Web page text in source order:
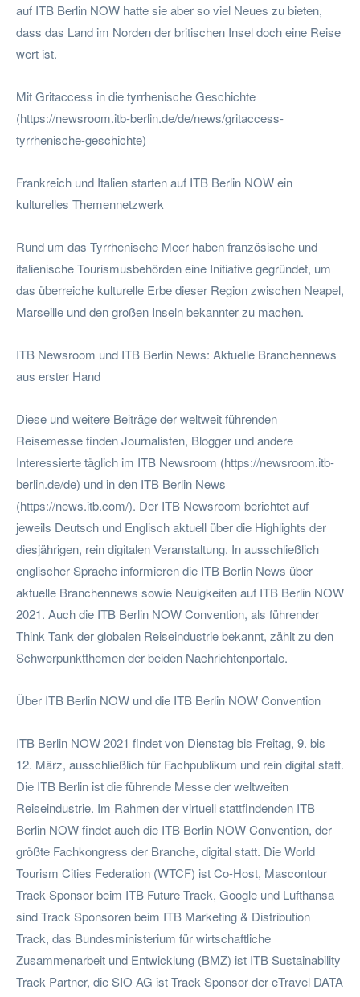
auf ITB Berlin NOW hatte sie aber so viel Neues zu bieten,
dass das Land im Norden der britischen Insel doch eine Reise
wert ist.
Mit Gritaccess in die tyrrhenische Geschichte
(https://newsroom.itb-berlin.de/de/news/gritaccess-
tyrrhenische-geschichte)
Frankreich und Italien starten auf ITB Berlin NOW ein
kulturelles Themennetzwerk
Rund um das Tyrrhenische Meer haben französische und
italienische Tourismusbehörden eine Initiative gegründet, um
das überreiche kulturelle Erbe dieser Region zwischen Neapel,
Marseille und den großen Inseln bekannter zu machen.
ITB Newsroom und ITB Berlin News: Aktuelle Branchennews
aus erster Hand
Diese und weitere Beiträge der weltweit führenden
Reisemesse finden Journalisten, Blogger und andere
Interessierte täglich im ITB Newsroom (https://newsroom.itb-
berlin.de/de) und in den ITB Berlin News
(https://news.itb.com/). Der ITB Newsroom berichtet auf
jeweils Deutsch und Englisch aktuell über die Highlights der
diesjährigen, rein digitalen Veranstaltung. In ausschließlich
englischer Sprache informieren die ITB Berlin News über
aktuelle Branchennews sowie Neuigkeiten auf ITB Berlin NOW
2021. Auch die ITB Berlin NOW Convention, als führender
Think Tank der globalen Reiseindustrie bekannt, zählt zu den
Schwerpunktthemen der beiden Nachrichtenportale.
Über ITB Berlin NOW und die ITB Berlin NOW Convention
ITB Berlin NOW 2021 findet von Dienstag bis Freitag, 9. bis
12. März, ausschließlich für Fachpublikum und rein digital statt.
Die ITB Berlin ist die führende Messe der weltweiten
Reiseindustrie. Im Rahmen der virtuell stattfindenden ITB
Berlin NOW findet auch die ITB Berlin NOW Convention, der
größte Fachkongress der Branche, digital statt. Die World
Tourism Cities Federation (WTCF) ist Co-Host, Mascontour
Track Sponsor beim ITB Future Track, Google und Lufthansa
sind Track Sponsoren beim ITB Marketing & Distribution
Track, das Bundesministerium für wirtschaftliche
Zusammenarbeit und Entwicklung (BMZ) ist ITB Sustainability
Track Partner, die SIO AG ist Track Sponsor der eTravel DATA